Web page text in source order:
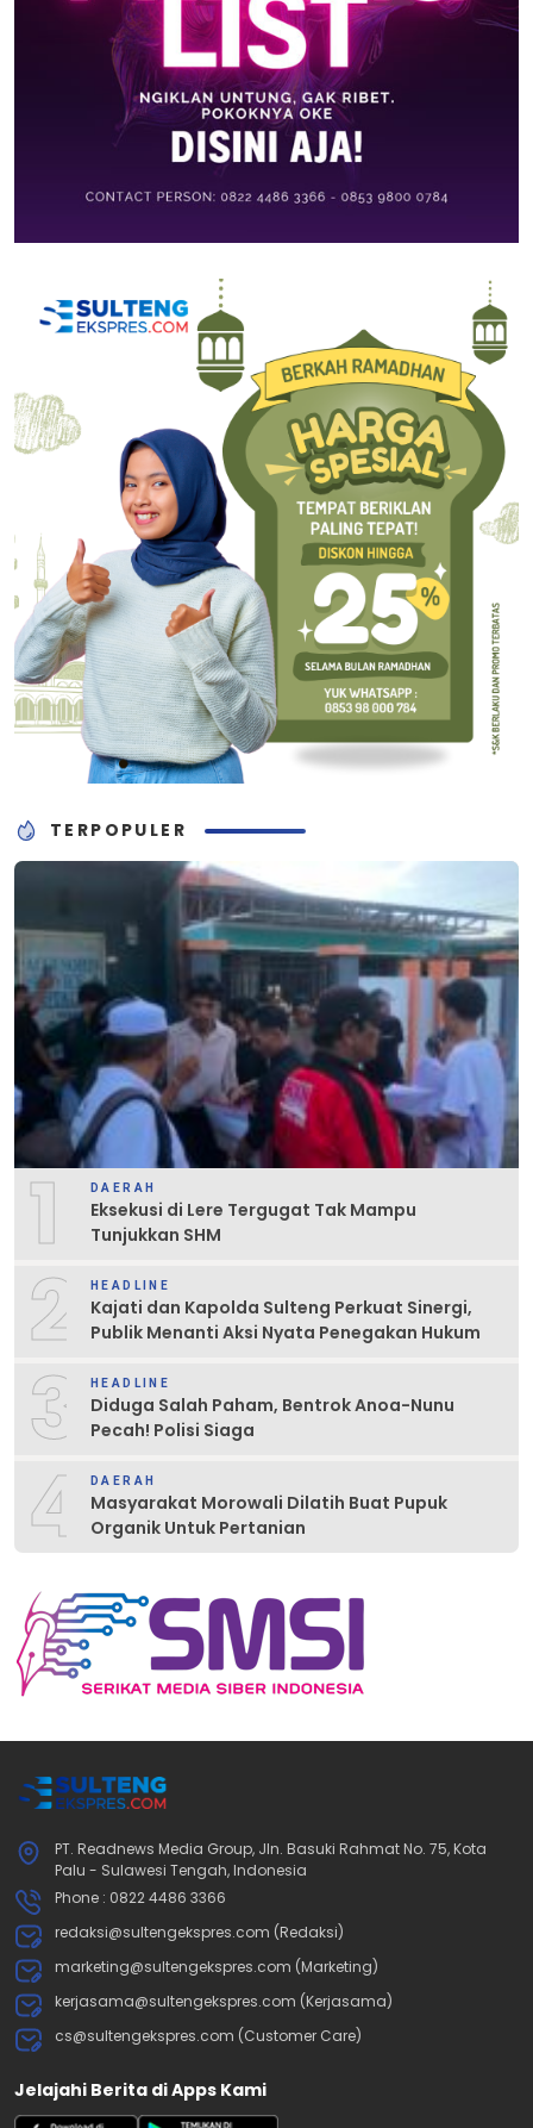
TERPOPULER
1 DAERAH
Eksekusi di Lere Tergugat Tak Mampu
Tunjukkan SHM
2 HEADLINE
Kajati dan Kapolda Sulteng Perkuat Sinergi,
Publik Menanti Aksi Nyata Penegakan Hukum
3 HEADLINE
Diduga Salah Paham, Bentrok Anoa-Nunu
Pecah! Polisi Siaga
4 DAERAH
Masyarakat Morowali Dilatih Buat Pupuk
Organik Untuk Pertanian
PT. Readnews Media Group, Jln. Basuki Rahmat No. 75, Kota
Palu - Sulawesi Tengah, Indonesia
Phone : 0822 4486 3366
redaksi@sultengekspres.com (Redaksi)
marketing@sultengekspres.com (Marketing)
kerjasama@sultengekspres.com (Kerjasama)
cs@sultengekspres.com (Customer Care)
Jelajahi Berita di Apps Kami